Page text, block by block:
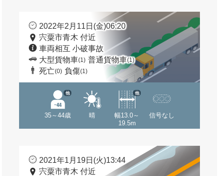
2022年2月11日(金)06:20
宍粟市青木 付近
車両相互 小破事故
大型貨物車(1) 普通貨物車(1)
死亡(0) 負傷(1)
35～44歳
他
晴
幅13.0～
19.5m
他
信号なし
2021年1月19日(火)13:44
宍粟市青木 付近